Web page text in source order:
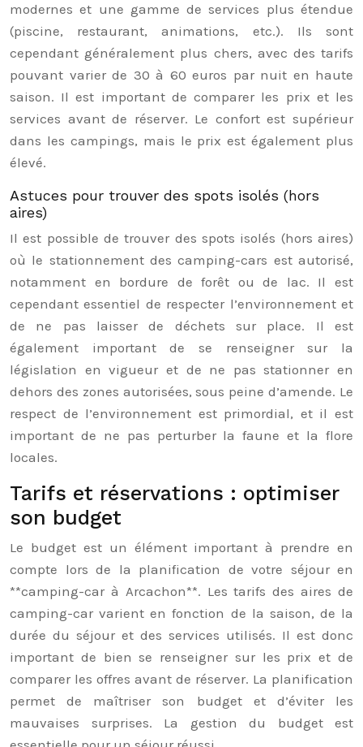
modernes et une gamme de services plus étendue
(piscine, restaurant, animations, etc.). Ils sont
cependant généralement plus chers, avec des tarifs
pouvant varier de 30 à 60 euros par nuit en haute
saison. Il est important de comparer les prix et les
services avant de réserver. Le confort est supérieur
dans les campings, mais le prix est également plus
élevé.
Astuces pour trouver des spots isolés (hors
aires)
Il est possible de trouver des spots isolés (hors aires)
où le stationnement des camping-cars est autorisé,
notamment en bordure de forêt ou de lac. Il est
cependant essentiel de respecter l’environnement et
de ne pas laisser de déchets sur place. Il est
également important de se renseigner sur la
législation en vigueur et de ne pas stationner en
dehors des zones autorisées, sous peine d’amende. Le
respect de l’environnement est primordial, et il est
important de ne pas perturber la faune et la flore
locales.
Tarifs et réservations : optimiser
son budget
Le budget est un élément important à prendre en
compte lors de la planification de votre séjour en
**camping-car à Arcachon**. Les tarifs des aires de
camping-car varient en fonction de la saison, de la
durée du séjour et des services utilisés. Il est donc
important de bien se renseigner sur les prix et de
comparer les offres avant de réserver. La planification
permet de maîtriser son budget et d’éviter les
mauvaises surprises. La gestion du budget est